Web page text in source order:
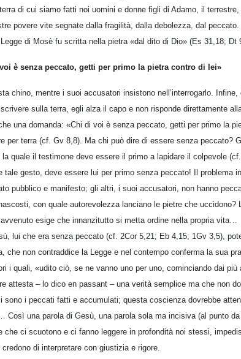
di cui siamo fatti noi uomini e donne figli di Adamo, il
povere vite segnate dalla fragilità, dalla debolezza, dal
di Mosè fu scritta nella pietra «dal dito di Dio» (Es 31,18; Dt
è senza peccato, getti per primo la pietra contro di lei»
chino, mentre i suoi accusatori insistono nell’interrogarlo.
sulla terra, egli alza il capo e non risponde direttamente
una domanda: «Chi di voi è senza peccato, getti per primo la
per terra (cf. Gv 8,8). Ma chi può dire di essere senza peccato?
la quale il testimone deve essere il primo a lapidare il colpevole
tale gesto, deve essere lui per primo senza peccato! Il problema
pubblico e manifesto; gli altri, i suoi accusatori, non hanno
con quale autorevolezza lanciano le pietre che uccidono?
esige che innanzitutto si metta ordine nella propria vita…
lui che era senza peccato (cf. 2Cor 5,21; Eb 4,15; 1Gv 3,5),
che non contraddice la Legge e nel contempo conferma la sua
i quali, «udito ciò, se ne vanno uno per uno, cominciando dai
attesta – lo dico en passant – una verità semplice ma che non
sono i peccati fatti e accumulati; questa coscienza dovrebbe
Così una parola di Gesù, una parola sola ma incisiva (al punto
che ci scuotono e ci fanno leggere in profondità noi stessi,
di interpretare con giustizia e rigore.